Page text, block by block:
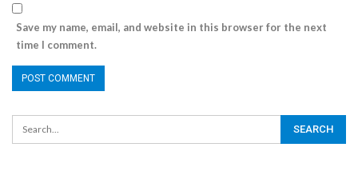
Save my name, email, and website in this browser for the next
time I comment.